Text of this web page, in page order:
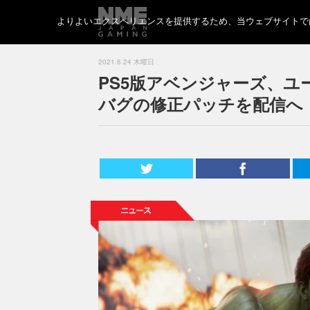
2021.6.24 木曜日
PS5版アベンジャーズ、
バグの修正パッチを配信へ
よりよいエクスペリエンスを提供するため、当ウェブサイト